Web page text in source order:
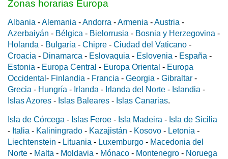
Zonas horarias Europa
Albania -Alemania -Andorra -Armenia -Austria -
Azerbaiyán - Bélgica - Bielorrusia - Bosnia y Herzegovina -
Holanda - Bulgaria - Chipre - Ciudad del Vaticano -
Croacia - Dinamarca - Eslovaquia - Eslovenia - España -
Estonia - Europa Central - Europa Oriental - Europa
Occidental - Finlandia - Francia - Georgia - Gibraltar -
Grecia - Hungría - Irlanda - Irlanda del Norte - Islandia -
Islas Azores - Islas Baleares - Islas Canarias.
Isla de Córcega - Islas Feroe - Isla Madeira - Isla de Sicilia
- Italia - Kaliningrado - Kazajistán - Kosovo - Letonia -
Liechtenstein - Lituania - Luxemburgo - Macedonia del
Norte - Malta - Moldavia - Mónaco - Montenegro - Noruega